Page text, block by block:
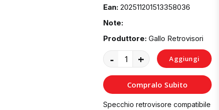
Ean: 202511201513358036
Note:
Produttore: Gallo Retrovisori
- + Aggiungi
al
Carrello
Compralo Subito
Specchio retrovisore compatibile